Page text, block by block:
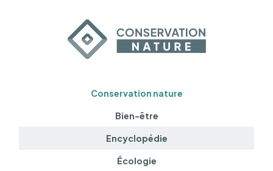
Conservation nature
Bien-être
Encyclopédie
Écologie